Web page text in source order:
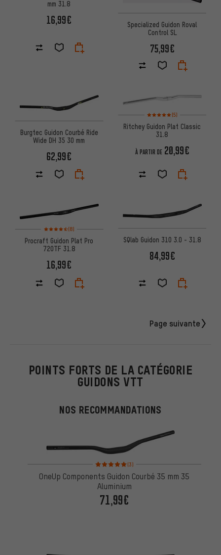
mm 31.8
16,99€
Specialized Guidon Roval
Control SL
75,99€
Burgtec Guidon Courbé Ride
Wide DH 35 30 mm
62,99€
Note moyenne : 5 sur 5
(5)
Ritchey Guidon Plat Classic
31.8
À PARTIR DE 20,99€
Note moyenne : 4,5 sur 5 d'après 8 avis
(8)
Procraft Guidon Plat Pro
720TF 31.8
16,99€
SQlab Guidon 310 3.0 - 31.8
84,99€
Page suivante
POINTS FORTS DE LA CATÉGORIE
GUIDONS VTT
NOS RECOMMANDATIONS
Note moyenne : 5 sur 5 d'après 3 avis
(3)
OneUp Components Guidon Courbé 35 mm 35
Aluminium
71,99€